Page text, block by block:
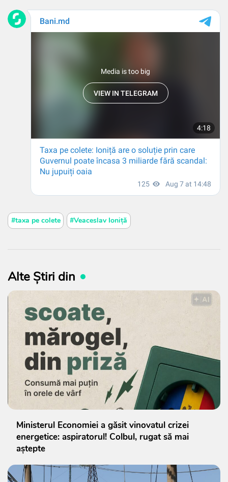
#taxa pe colete #Veaceslav Ioniță
Alte Știri din
Ministerul Economiei a găsit vinovatul crizei
energetice: aspiratorul! Colbul, rugat să mai
aștepte